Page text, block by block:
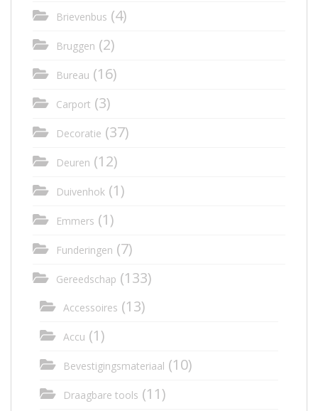
Brievenbus (4)
Bruggen (2)
Bureau (16)
Carport (3)
Decoratie (37)
Deuren (12)
Duivenhok (1)
Emmers (1)
Funderingen (7)
Gereedschap (133)
Accessoires (13)
Accu (1)
Bevestigingsmateriaal (10)
Draagbare tools (11)